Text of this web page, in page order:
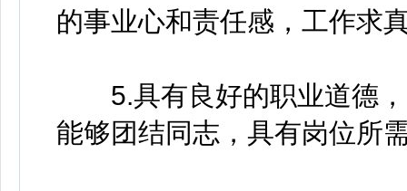
的事业心和责任感，工作求
5.具有良好的职业道德，
能够团结同志，具有岗位所